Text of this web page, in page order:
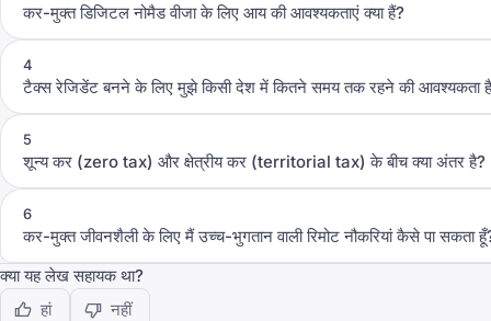
कर-मुक्त डिजिटल नोमैड वीजा के लिए आय की आवश्यकताएं क्या हैं?
4
टैक्स रेजिडेंट बनने के लिए मुझे किसी देश में कितने समय तक रहने की आवश्यकता
5
शून्य कर (zero tax) और क्षेत्रीय कर (territorial tax) के बीच क्या अंतर है?
6
कर-मुक्त जीवनशैली के लिए मैं उच्च-भुगतान वाली रिमोट नौकरियां कैसे पा सकता
क्या यह लेख सहायक था?
हां
नहीं